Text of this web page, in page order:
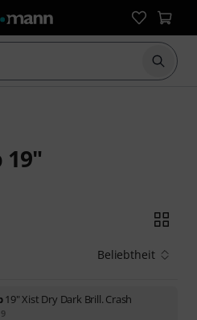
Suche
19"
Beliebtheit
19" Xist Dry Dark Brill. Crash
9